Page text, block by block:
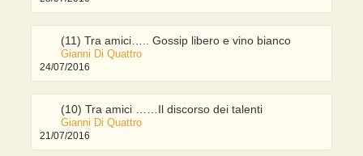
(11) Tra amici….. Gossip libero e vino bianco
Gianni Di Quattro
24/07/2016
(10) Tra amici ……Il discorso dei talenti
Gianni Di Quattro
21/07/2016